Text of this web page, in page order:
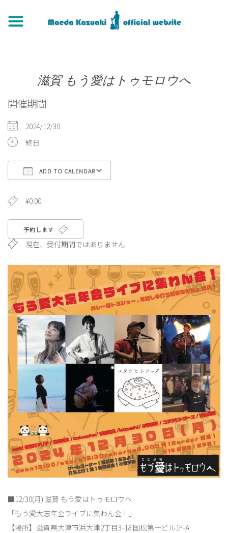
滋賀 もう愛はトゥモロウへ
開催期間
2024/12/30
終日
ADD TO CALENDAR
¥0.00
予約します
現在、受付期間ではありません
■12/30(月) 滋賀 もう愛はトゥモロウヘ
「もう愛大忘年会ライブに集わん会！」
【場所】滋賀県大津市浜大津2丁目3-18 国松第一ビル1F-A